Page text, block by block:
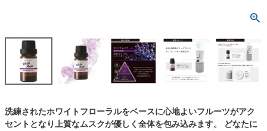
洗練されたホワイトフローラルをベースに心地よいフルーツがアク
セントとなり上質なムスクが優しく全体を包み込みます。 どなたに